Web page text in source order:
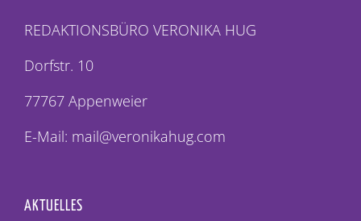
REDAKTIONSBÜRO VERONIKA HUG
Dorfstr. 10
77767 Appenweier
E-Mail: mail@veronikahug.com
AKTUELLES